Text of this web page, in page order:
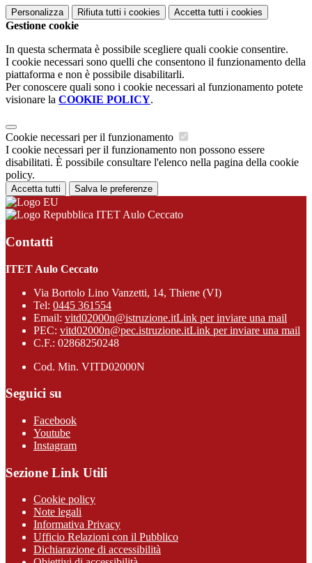
Personalizza Rifiuta tutti i cookies Accetta tutti i cookies
Gestione cookie
In questa schermata è possibile scegliere quali cookie consentire.
I cookie necessari sono quelli che consentono il funzionamento della
piattaforma e non è possibile disabilitarli.
Per conoscere quali sono i cookie necessari al funzionamento potete
visionare la COOKIE POLICY.
Cookie necessari per il funzionamento
I cookie necessari per il funzionamento non possono essere
disabilitati. È possibile consultare l'elenco nella pagina della cookie
policy.
Accetta tutti Salva le preferenze
ITET Aulo Ceccato
Contatti
ITET Aulo Ceccato
Via Bortolo Lino Vanzetti, 14, Thiene (VI)
Tel: 0445 361554
Email: vitd02000n@istruzione.itLink per inviare una mail
PEC: vitd02000n@pec.istruzione.itLink per inviare una mail
C.F.: 02868250248
Cod. Min. VITD02000N
Seguici su
Facebook
Youtube
Instagram
Sezione Link Utili
Cookie policy
Note legali
Informativa Privacy
Ufficio Relazioni con il Pubblico
Dichiarazione di accessibilità